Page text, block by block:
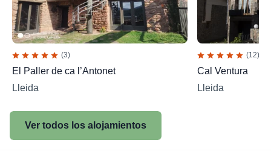
(3)
El Paller de ca l’Antonet
Lleida
(12)
Cal Ventura
Lleida
Ver todos los alojamientos